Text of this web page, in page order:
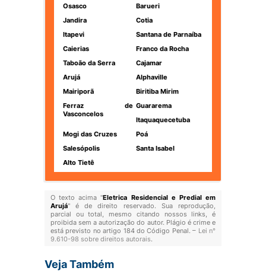
Osasco
Barueri
Jandira
Cotia
Itapevi
Santana de Parnaíba
Caierias
Franco da Rocha
Taboão da Serra
Cajamar
Arujá
Alphaville
Mairiporã
Biritiba Mirim
Ferraz de
Vasconcelos
Guararema
Itaquaquecetuba
Mogi das Cruzes
Poá
Salesópolis
Santa Isabel
Alto Tietê
O texto acima "Eletrica Residencial e Predial em
Arujá" é de direito reservado. Sua reprodução,
parcial ou total, mesmo citando nossos links, é
proibida sem a autorização do autor. Plágio é crime e
está previsto no artigo 184 do Código Penal. – Lei n°
9.610-98 sobre direitos autorais.
Veja Também